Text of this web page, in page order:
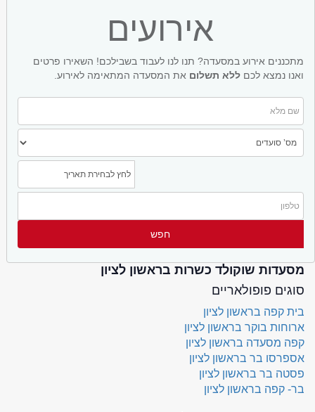
אירועים
מתכננים אירוע במסעדה? תנו לנו לעבוד בשבילכם! השאירו פרטים
ואנו נמצא לכם ללא תשלום את המסעדה המתאימה לאירוע.
מסעדות שוקולד כשרות בראשון לציון
סוגים פופולאריים
בית קפה בראשון לציון
ארוחות בוקר בראשון לציון
קפה מסעדה בראשון לציון
אספרסו בר בראשון לציון
פסטה בר בראשון לציון
בר- קפה בראשון לציון